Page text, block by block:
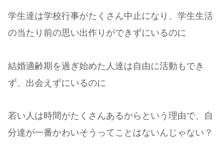
学生達は学校行事がたくさん中止になり、学生生活
の当たり前の思い出作りができずにいるのに
結婚適齢期を過ぎ始めた人達は自由に活動もでき
ず、出会えずにいるのに
若い人は時間がたくさんあるからという理由で、自
分達が一番かわいそうってことはないんじゃない？